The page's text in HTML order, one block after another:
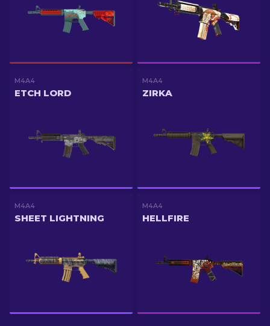
M4A4
ETCH LORD
M4A4
ZIRKA
M4A4
SHEET LIGHTNING
M4A4
HELLFIRE